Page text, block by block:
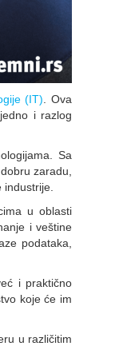
(IT) . Ova
i razlog
Sa
zaradu,
u oblasti
i veštine
podataka,
i praktično
koje će im
u različitim